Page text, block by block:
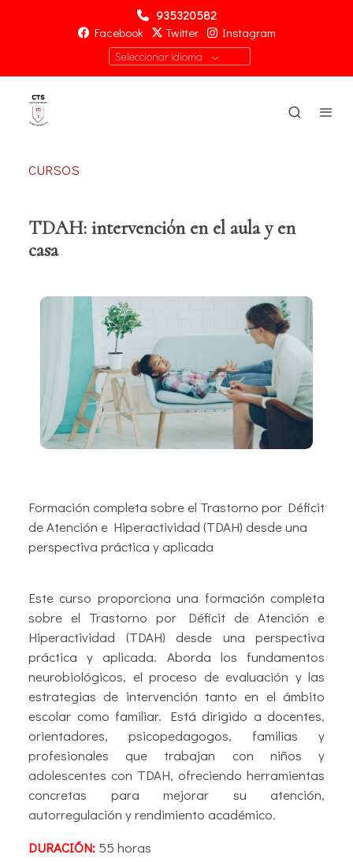
935320582
Facebook
Twitter Instagram
Seleccionar idioma
CURSOS
TDAH: intervención en el aula y en
casa
Formación completa sobre el Trastorno por Déficit
de Atención e Hiperactividad (TDAH) desde una
perspectiva práctica y aplicada
Este curso proporciona una formación completa
sobre el Trastorno por Déficit de Atención e
Hiperactividad (TDAH) desde una perspectiva
práctica y aplicada. Aborda los fundamentos
neurobiológicos, el proceso de evaluación y las
estrategias de intervención tanto en el ámbito
escolar como familiar. Está dirigido a docentes,
orientadores, psicopedagogos, familias y
profesionales que trabajan con niños y
adolescentes con TDAH, ofreciendo herramientas
concretas para mejorar su atención,
autorregulación y rendimiento académico.
DURACIÓN: 55 horas